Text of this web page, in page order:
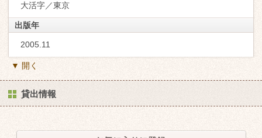
大活字／東京
出版年
2005.11
▼ 開く
貸出情報